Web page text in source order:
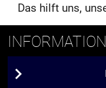
Das hilft uns,